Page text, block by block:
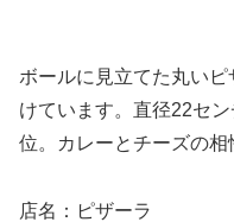
ボールに見立てた丸い
けています。直径22セ
位。カレーとチーズの相
店名：ピザーラ